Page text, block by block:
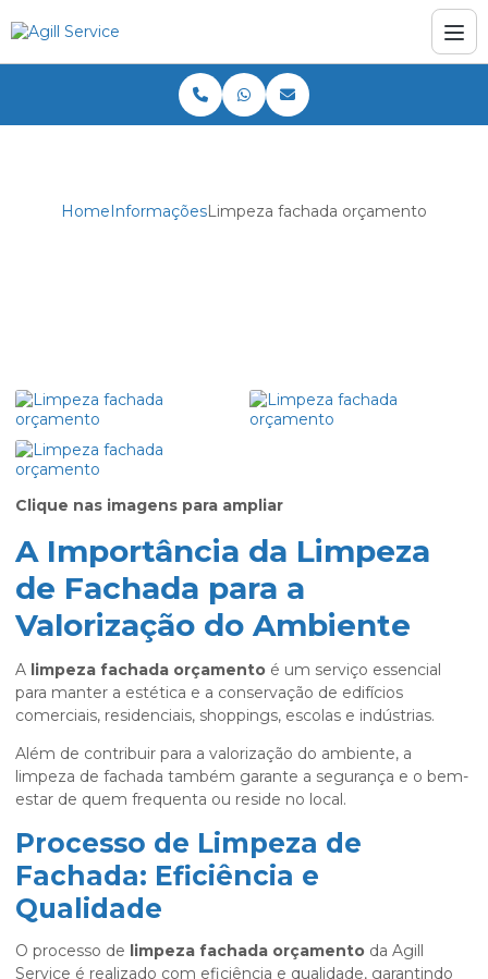
HomeInformaçõesLimpeza fachada orçamento
Clique nas imagens para ampliar
A Importância da Limpeza
de Fachada para a
Valorização do Ambiente
A limpeza fachada orçamento é um serviço essencial
para manter a estética e a conservação de edifícios
comerciais, residenciais, shoppings, escolas e indústrias.
Além de contribuir para a valorização do ambiente, a
limpeza de fachada também garante a segurança e o bem-
estar de quem frequenta ou reside no local.
Processo de Limpeza de
Fachada: Eficiência e
Qualidade
O processo de limpeza fachada orçamento da Agill
Service é realizado com eficiência e qualidade, garantindo